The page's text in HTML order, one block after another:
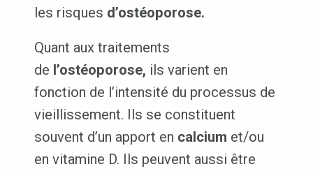
les risques d’ostéoporose.
Quant aux traitements
de l’ostéoporose, ils varient en
fonction de l’intensité du processus de
vieillissement. Ils se constituent
souvent d’un apport en calcium et/ou
en vitamine D. Ils peuvent aussi être